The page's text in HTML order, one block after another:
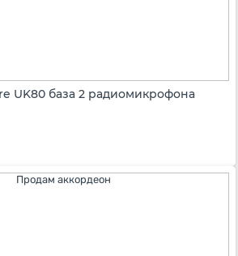
UK80 база 2 радиомикрофона